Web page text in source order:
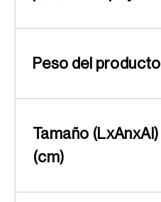
Peso del producto
Tamaño (LxAnxAl)
(cm)